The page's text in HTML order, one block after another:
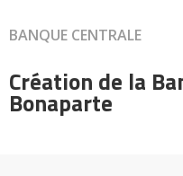
BANQUE CENTRALE
Création de la
Bonaparte